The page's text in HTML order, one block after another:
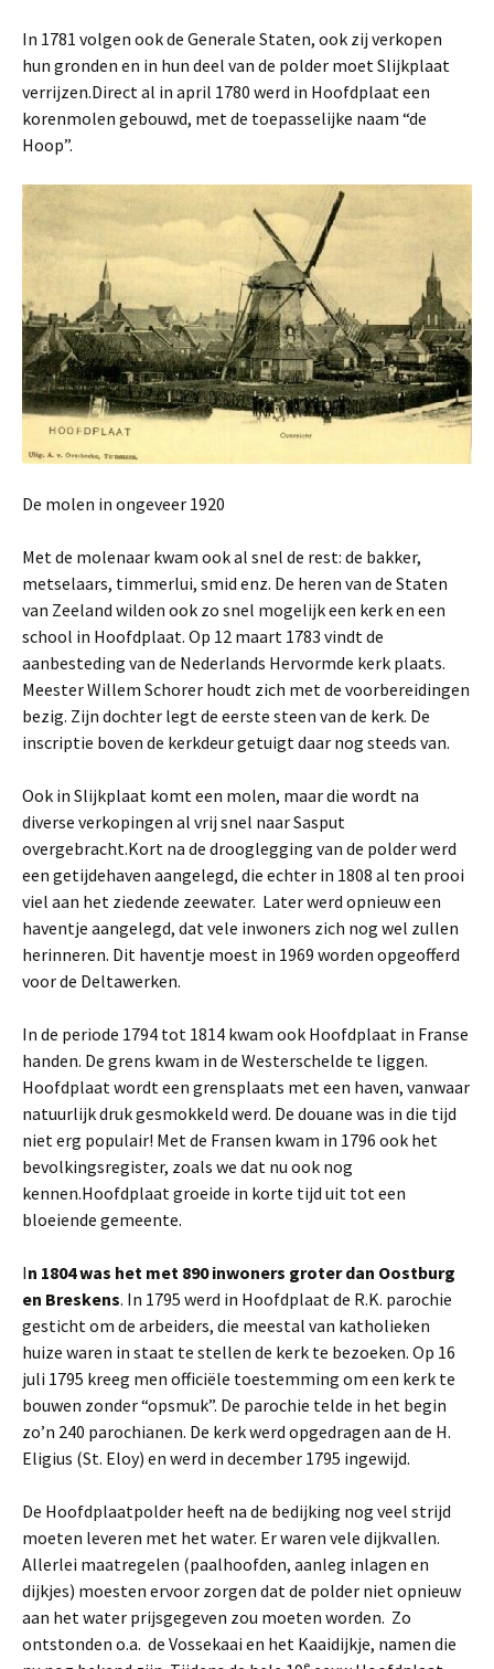
In 1781 volgen ook de Generale Staten, ook zij verkopen
hun gronden en in hun deel van de polder moet Slijkplaat
verrijzen.Direct al in april 1780 werd in Hoofdplaat een
korenmolen gebouwd, met de toepasselijke naam “de
Hoop”.
De molen in ongeveer 1920
Met de molenaar kwam ook al snel de rest: de bakker,
metselaars, timmerlui, smid enz. De heren van de Staten
van Zeeland wilden ook zo snel mogelijk een kerk en een
school in Hoofdplaat. Op 12 maart 1783 vindt de
aanbesteding van de Nederlands Hervormde kerk plaats.
Meester Willem Schorer houdt zich met de voorbereidingen
bezig. Zijn dochter legt de eerste steen van de kerk. De
inscriptie boven de kerkdeur getuigt daar nog steeds van.
Ook in Slijkplaat komt een molen, maar die wordt na
diverse verkopingen al vrij snel naar Sasput
overgebracht.Kort na de drooglegging van de polder werd
een getijdehaven aangelegd, die echter in 1808 al ten prooi
viel aan het ziedende zeewater. Later werd opnieuw een
haventje aangelegd, dat vele inwoners zich nog wel zullen
herinneren. Dit haventje moest in 1969 worden opgeofferd
voor de Deltawerken.
In de periode 1794 tot 1814 kwam ook Hoofdplaat in Franse
handen. De grens kwam in de Westerschelde te liggen.
Hoofdplaat wordt een grensplaats met een haven, vanwaar
natuurlijk druk gesmokkeld werd. De douane was in die tijd
niet erg populair! Met de Fransen kwam in 1796 ook het
bevolkingsregister, zoals we dat nu ook nog
kennen.Hoofdplaat groeide in korte tijd uit tot een
bloeiende gemeente.
In 1804 was het met 890 inwoners groter dan Oostburg
en Breskens. In 1795 werd in Hoofdplaat de R.K. parochie
gesticht om de arbeiders, die meestal van katholieken
huize waren in staat te stellen de kerk te bezoeken. Op 16
juli 1795 kreeg men officiële toestemming om een kerk te
bouwen zonder “opsmuk”. De parochie telde in het begin
zo’n 240 parochianen. De kerk werd opgedragen aan de H.
Eligius (St. Eloy) en werd in december 1795 ingewijd.
De Hoofdplaatpolder heeft na de bedijking nog veel strijd
moeten leveren met het water. Er waren vele dijkvallen.
Allerlei maatregelen (paalhoofden, aanleg inlagen en
dijkjes) moesten ervoor zorgen dat de polder niet opnieuw
aan het water prijsgegeven zou moeten worden. Zo
ontstonden o.a. de Vossekaai en het Kaaidijkje, namen die
e